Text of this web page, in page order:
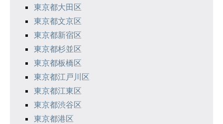
東京都大田区
東京都文京区
東京都新宿区
東京都杉並区
東京都板橋区
東京都江戸川区
東京都江東区
東京都渋谷区
東京都港区